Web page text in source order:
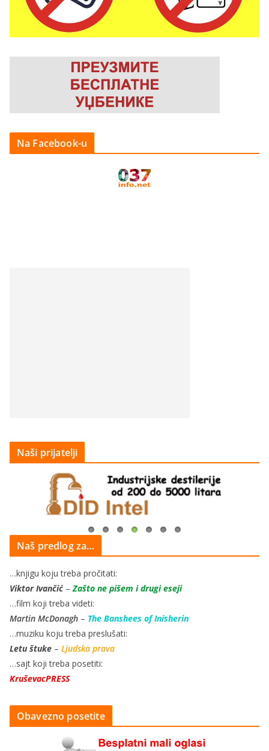
Na Facebook-u
Naši prijatelji
Naš predlog za…
…knjigu koju treba pročitati:
Viktor Ivančić–Zašto ne pišem i drugi eseji
…film koji treba videti:
Martin McDonagh – The Banshees of Inisherin
…muziku koju treba preslušati:
Letu štuke – Ljudska prava
…sajt koji treba posetiti:
KruševacPRESS
Obavezno posetite